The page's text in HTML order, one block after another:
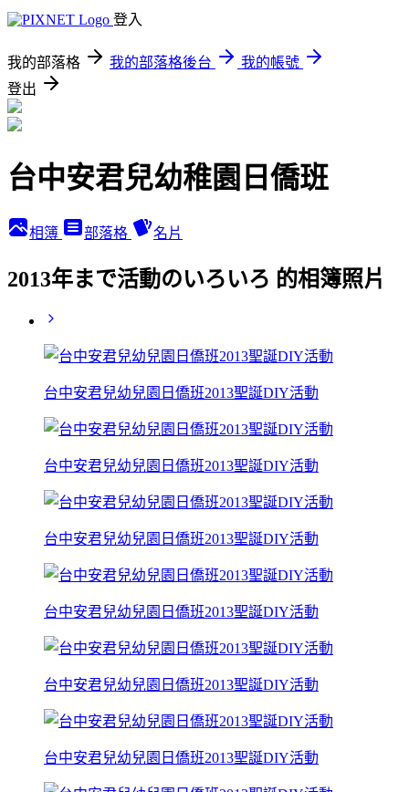
登入
我的部落格 我的部落格後台
我的帳號
登出
台中安君兒幼稚園日僑班
相簿 部落格 名片
2013年まで活動のいろいろ 的相簿照片
台中安君兒幼兒園日僑班2013聖誕DIY活動
台中安君兒幼兒園日僑班2013聖誕DIY活動
台中安君兒幼兒園日僑班2013聖誕DIY活動
台中安君兒幼兒園日僑班2013聖誕DIY活動
台中安君兒幼兒園日僑班2013聖誕DIY活動
台中安君兒幼兒園日僑班2013聖誕DIY活動